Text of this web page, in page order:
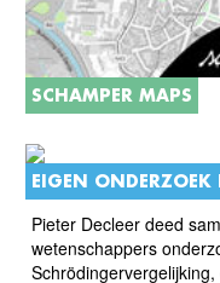
SCHAMPER MAPS
EIGEN ONDERZOEK
Pieter Decleer deed
wetenschappers